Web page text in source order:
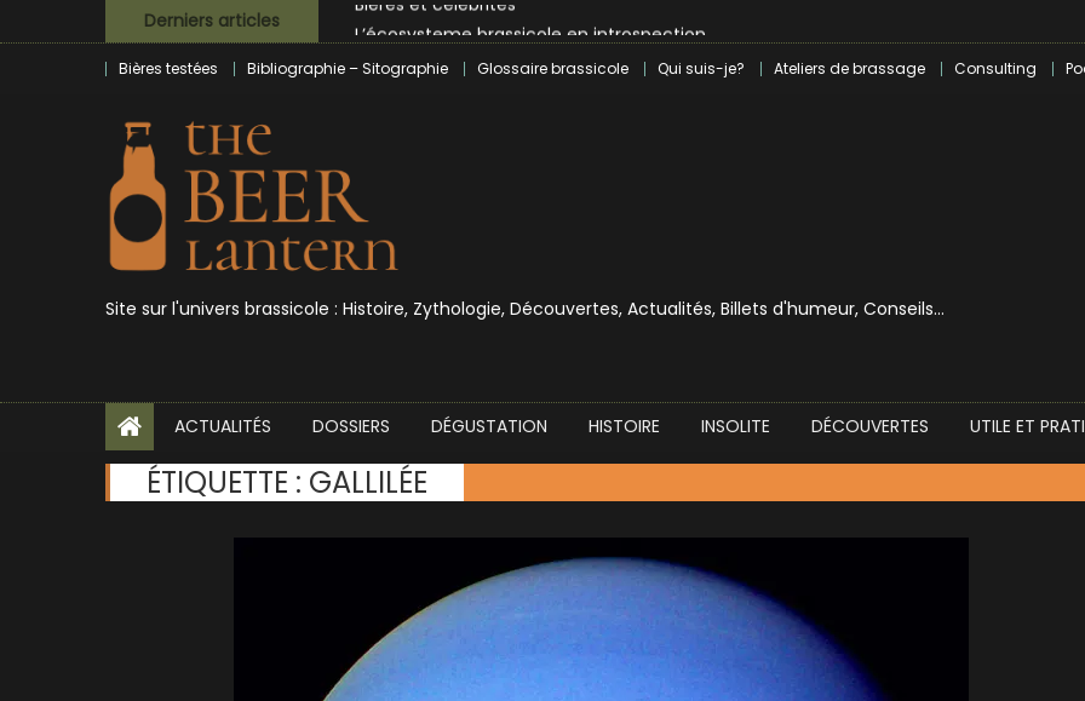
to
Derniers articles
L’écosysteme brassicole en introspection
Zoumaï : pionnier de la révolution craft à Marseille
L’intelligence artificielle dans le milieu brassicole
Bières testées Bibliographie – Sitographie Glossaire brassicole Qui suis-je? Ateliers de brassage Consulting
Site sur l'univers brassicole : Histoire, Zythologie, Découvertes, Actualités, Billets d'humeur, Conseils…
ACTUALITÉS DOSSIERS DÉGUSTATION HISTOIRE INSOLITE DÉCOUVERTES UTILE ET
ÉTIQUETTE : GALLILÉE